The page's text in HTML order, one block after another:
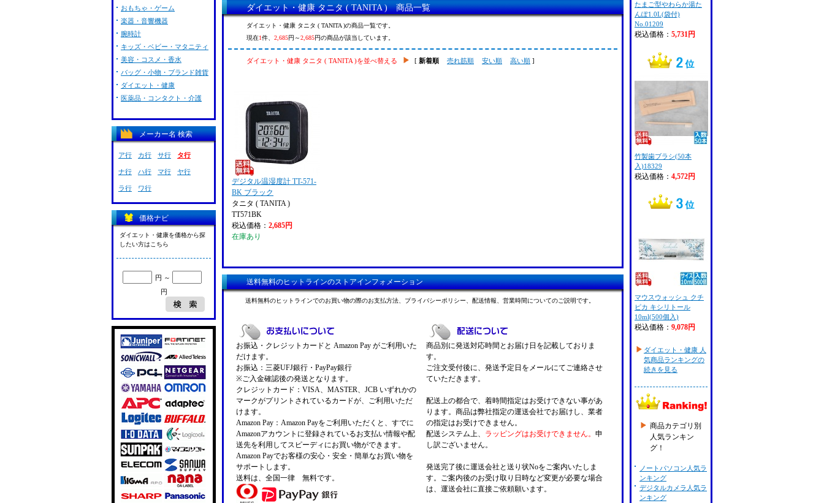
ダイエット・健康 タニタ ( TANITA ) 商品一覧
ダイエット・健康 タニタ ( TANITA )の商品一覧です。
現在1件、 2,685円～2,685円の商品が該当しています。
ダイエット・健康 タニタ ( TANITA )を並べ替える [ 新着順 売れ筋順 安い順 高い順 ]
デジタル温湿度計 TT-571-
BK ブラック
タニタ ( TANITA )
TT571BK
税込価格： 2,685円
在庫あり
送料無料のヒットラインのストアインフォメーション
送料無料のヒットラインでのお買い物の際のお支払方法、プライバシーポリシー、配送情報、営業時間についてのご説明です。
お振込・クレジットカードと Amazon Pay がご利用いた
だけます。
お振込：三菱UFJ銀行・PayPay銀行
※ご入金確認後の発送となります。
クレジットカード：VISA、MASTER、JCB いずれかの
マークがプリントされているカードが、ご利用いただ
けます。
Amazon Pay：Amazon Payをご利用いただくと、すでに
Amazonアカウントに登録されているお支払い情報や配
送先を利用してスピーディにお買い物ができます。
Amazon Payでお客様の安心・安全・簡単なお買い物を
サポートします。
送料は、全国一律 無料です。
商品別に発送対応時間とお届け日を記載しておりま
す。
ご注文受付後に、発送予定日をメールにてご連絡させ
ていただきます。
配送上の都合で、着時間指定はお受けできない事があ
ります。商品は弊社指定の運送会社でお届けし、業者
の指定はお受けできません。
配送システム上、
ラッピングはお受けできません。 申
し訳ございません。
発送完了後に運送会社と送り状Noをご案内いたしま
す。ご案内後のお受け取り日時など変更が必要な場合
は、運送会社に直接ご依頼願います。
おもちゃ・ゲーム
楽器・音響機器
腕時計
キッズ・ベビー・マタニティ
美容・コスメ・香水
バッグ・小物・ブランド雑貨
ダイエット・健康
医薬品・コンタクト・介護
メーカー名 検索
ア行 カ行 サ行 タ行
ナ行 ハ行 マ行 ヤ行
ラ行 ワ行
価格ナビ
ダイエット・健康を価格から探
したい方はこちら
円 ～
円
たまご型やわらか湯た
んぽ1.0L(袋付)
No.01209
税込価格： 5,731円
竹製歯ブラシ(50本
入)18329
税込価格： 4,572円
マウスウォッシュ クチ
ピカ キシリトール
10ml(500個入)
税込価格： 9,078円
ダイエット・健康 人
気商品ランキングの
続きを見る
商品カテゴリ別
人気ランキン
グ！
ノートパソコン人気ラ
ンキング
デジタルカメラ人気ラ
ンキング